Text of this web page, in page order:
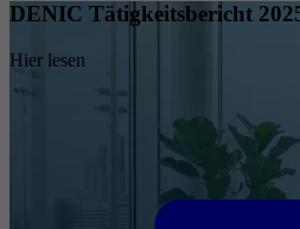
DENIC Tätigkeitsbericht
Hier lesen